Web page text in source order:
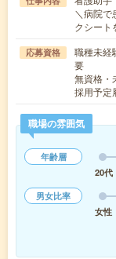
＼病院で
クシー
応募資格
職種未経
要
無資格
採用予定
職場の雰囲気
年齢層
20代
男女比率
女性